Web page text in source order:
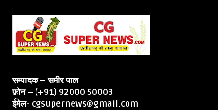
सम्पादक – समीर पाल
फ़ोन – (+91) 92000 50003
ईमेल- cgsupernews@gmail.com